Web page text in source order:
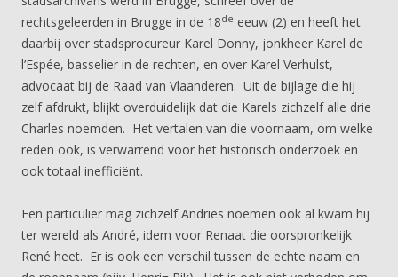
rechtsgeleerden in Brugge in de 18de eeuw (2) en heeft het
daarbij over stadsprocureur Karel Donny, jonkheer Karel de
l’Espée, basselier in de rechten, en over Karel Verhulst,
advocaat bij de Raad van Vlaanderen. Uit de bijlage die hij
zelf afdrukt, blijkt overduidelijk dat die Karels zichzelf alle drie
Charles noemden. Het vertalen van die voornaam, om welke
reden ook, is verwarrend voor het historisch onderzoek en
ook totaal inefficiënt.
Een particulier mag zichzelf Andries noemen ook al kwam hij
ter wereld als André, idem voor Renaat die oorspronkelijk
René heet. Er is ook een verschil tussen de echte naam en